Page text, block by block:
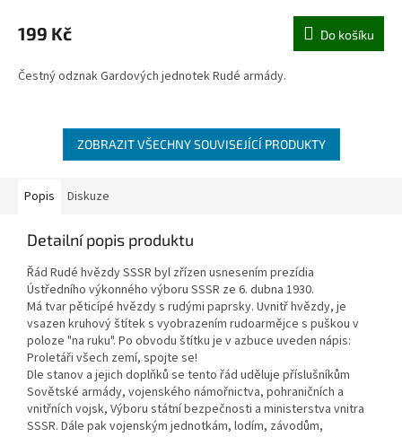
199 Kč Do košíku
Čestný odznak Gardových jednotek Rudé armády.
ZOBRAZIT VŠECHNY SOUVISEJÍCÍ PRODUKTY
Popis Diskuze
Detailní popis produktu
Řád Rudé hvězdy SSSR byl zřízen usnesením prezídia
Ústředního výkonného výboru SSSR ze 6. dubna 1930.
Má tvar pěticípé hvězdy s rudými paprsky. Uvnitř hvězdy, je
vsazen kruhový štítek s vyobrazením rudoarmějce s puškou v
poloze "na ruku". Po obvodu štítku je v azbuce uveden nápis:
Proletáři všech zemí, spojte se!
Dle stanov a jejich doplňků se tento řád uděluje příslušníkům
Sovětské armády, vojenského námořnictva, pohraničních a
vnitřních vojsk, Výboru státní bezpečnosti a ministerstva vnitra
SSSR. Dále pak vojenským jednotkám, lodím, závodům,